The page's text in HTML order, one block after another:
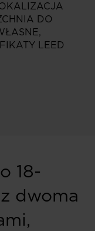
DO
LEED
18-
dwoma